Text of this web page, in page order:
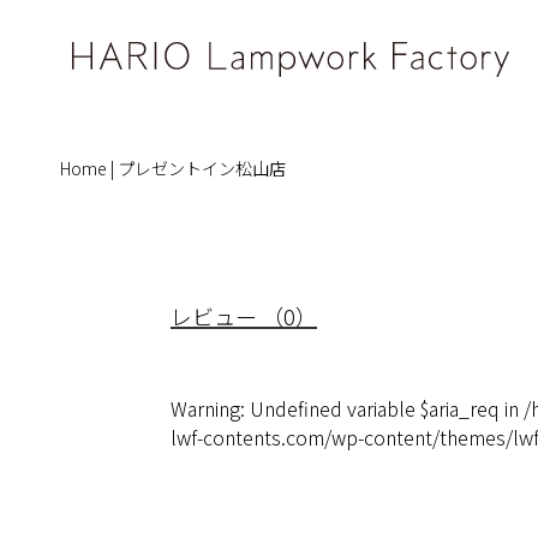
Home | プレゼントイン松山店
レビュー （0）
Warning: Undefined variable $aria_req in /
lwf-contents.com/wp-content/themes/